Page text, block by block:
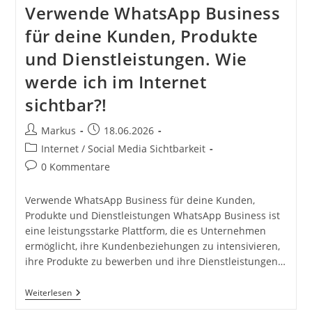
Erfolg
Durch
Deinen
Online
Auftritt
Und
Mehr
Sichtbarkeit
Verwende WhatsApp Business
für deine Kunden, Produkte
und Dienstleistungen. Wie
werde ich im Internet
sichtbar?!
Beitrags-
Autor:
Markus
Beitrag
veröffentlicht:
18.06.2026
Beitrags-
Kategorie:
Internet / Social Media Sichtbarkeit
Beitrags-
0 Kommentare
Verwende WhatsApp Business für deine Kunden,
Produkte und Dienstleistungen WhatsApp Business ist
eine leistungsstarke Plattform, die es Unternehmen
ermöglicht, ihre Kundenbeziehungen zu intensivieren,
ihre Produkte zu bewerben und ihre Dienstleistungen…
WeiterlesenVerwende
WhatsApp